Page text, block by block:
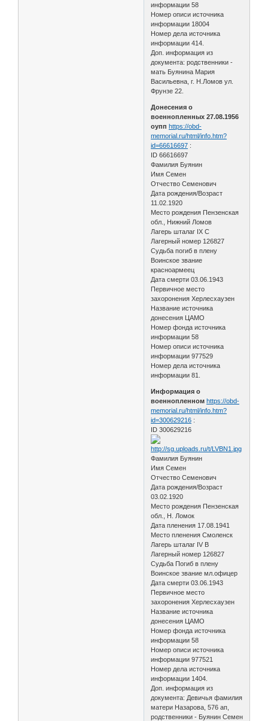
информации 58
Номер описи источника
информации 18004
Номер дела источника
информации 414.
Доп. информация из
документа: родственники -
мать Буянина Мария
Васильевна, г. Н.Ломов ул.
Фрунзе 22.
Донесения о
военнопленных 27.08.1956
оупп https://obd-
memorial.ru/html/info.htm?
id=66616697 :
ID 66616697
Фамилия Буянин
Имя Семен
Отчество Семенович
Дата рождения/Возраст
11.02.1920
Место рождения Пензенская
обл., Нижний Ломов
Лагерь шталаг IX С
Лагерный номер 126827
Судьба погиб в плену
Воинское звание
красноармеец
Дата смерти 03.06.1943
Первичное место
захоронения Херлесхаузен
Название источника
донесения ЦАМО
Номер фонда источника
информации 58
Номер описи источника
информации 977529
Номер дела источника
информации 81.
Информация о
военнопленном https://obd-
memorial.ru/html/info.htm?
id=300629216 :
ID 300629216
Фамилия Буянин
Имя Семен
Отчество Семенович
Дата рождения/Возраст
03.02.1920
Место рождения Пензенская
обл., Н. Ломок
Дата пленения 17.08.1941
Место пленения Смоленск
Лагерь шталаг IV B
Лагерный номер 126827
Судьба Погиб в плену
Воинское звание мл.офицер
Дата смерти 03.06.1943
Первичное место
захоронения Херлесхаузен
Название источника
донесения ЦАМО
Номер фонда источника
информации 58
Номер описи источника
информации 977521
Номер дела источника
информации 1404.
Доп. информация из
документа: Девичья фамилия
матери Назарова, 576 ап,
родственники - Буянин Семен